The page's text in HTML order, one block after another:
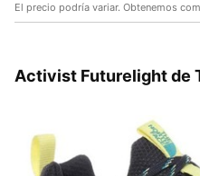
El precio podría variar. Obtenemos
Activist Futurelight de